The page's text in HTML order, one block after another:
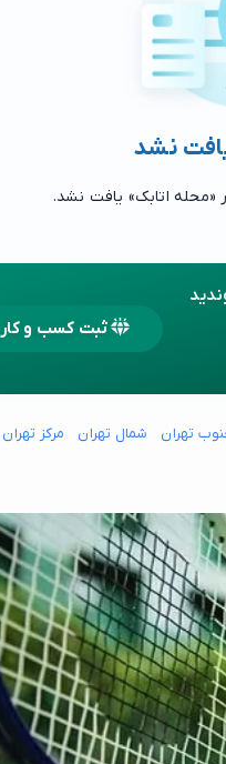
نشد
اتابک» یافت نشد.
ثبت کسب و کار
تهران شمال تهران مرکز تهران